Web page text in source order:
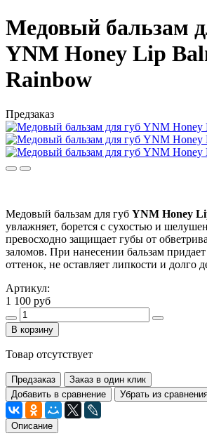
Медовый бальзам
YNM Honey Lip
Rainbow
Предзаказ
Медовый бальзам для губ YNM Honey
увлажняет, борется с сухостью и
превосходно защищает губы от
заломов. При нанесении бальзам
оттенок, не оставляет липкости и долго
Артикул:
1 100 руб
В корзину
Товар отсутствует
Предзаказ
Заказ в один клик
Добавить в сравнение
Убрать из
Описание